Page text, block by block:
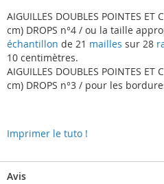
AIGUILLES DOUBLES POINTES ET
cm) DROPS n°4 / ou la taille
échantillon de 21 mailles sur 28
10 centimètres.
AIGUILLES DOUBLES POINTES ET
cm) DROPS n°3 / pour les
Imprimer le tuto !
Avis